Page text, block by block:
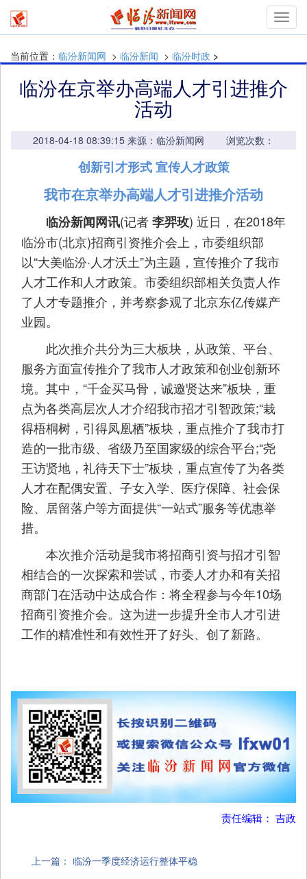
当前位置： 临汾新闻网 > 临汾新闻 > 临汾时政 >
临汾在京举办高端人才引进推介
活动
2018-04-18 08:39:15 来源：临汾新闻网 浏览次数：
创新引才形式 宣传人才政策
我市在京举办高端人才引进推介活动
临汾新闻网讯(记者李羿玫) 近日，在2018年
临汾市(北京)招商引资推介会上，市委组织部
以“大美临汾·人才沃土”为主题，宣传推介了我市
人才工作和人才政策。市委组织部相关负责人作
了人才专题推介，并考察参观了北京东亿传媒产
业园。
此次推介共分为三大板块，从政策、平台、
服务方面宣传推介了我市人才政策和创业创新环
境。其中，“千金买马骨，诚邀贤达来”板块，重
点为各类高层次人才介绍我市招才引智政策;“栽
得梧桐树，引得凤凰栖”板块，重点推介了我市打
造的一批市级、省级乃至国家级的综合平台;“尧
王访贤地，礼待天下士”板块，重点宣传了为各类
人才在配偶安置、子女入学、医疗保障、社会保
险、居留落户等方面提供“一站式”服务等优惠举
措。
本次推介活动是我市将招商引资与招才引智
相结合的一次探索和尝试，市委人才办和有关招
商部门在活动中达成合作：将全程参与今年10场
招商引资推介会。这为进一步提升全市人才引进
工作的精准性和有效性开了好头、创了新路。
责任编辑： 吉政
上一篇： 临汾一季度经济运行整体平稳